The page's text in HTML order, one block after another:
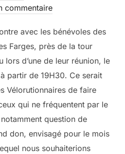
le
commentaire
avec les bénévoles des
Farges, près de la tour
lors d’une de leur réunion, le
partir de 19H30. Ce serait
Vélorutionnaires de faire
qui ne fréquentent par le
question de
don, envisagé pour le mois
nous souhaiterions